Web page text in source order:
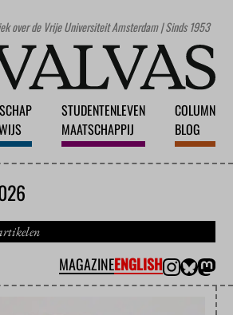
over de Vrije Universiteit Amsterdam | Sinds 1953
STUDENTENLEVEN
MAATSCHAPPIJ
COLUMN
BLOG
MAGAZINEENGLISH